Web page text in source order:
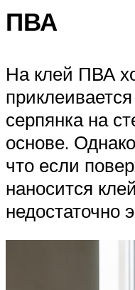
ПВА
На клей ПВА
серпянка на
основе.
что если
наносится
недостаточно